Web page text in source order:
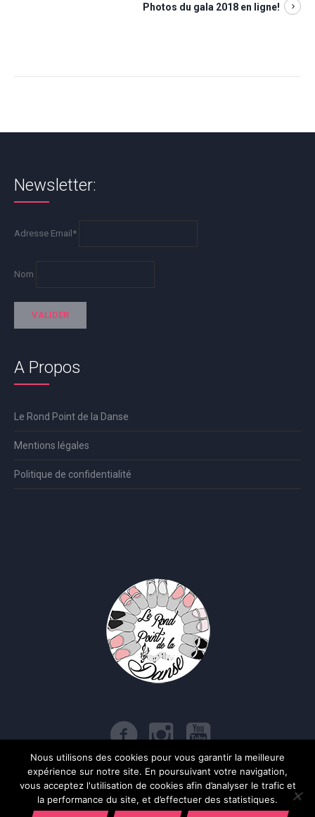
Photos du gala 2018 en ligne!
Newsletter:
Adresse Email*
Nom
A Propos
Le Rond Point de la Danse
Mentions légales
Politique de confidentialité
Politique de confidentialité
/ Le Rond Point de la Danse © 2017 | Tous
droits réservés
Nous utilisons des cookies pour vous garantir la meilleure
expérience sur notre site. En poursuivant votre navigation,
vous acceptez l'utilisation de cookies afin d’analyser le trafic et
la performance du site, et d’effectuer des statistiques.